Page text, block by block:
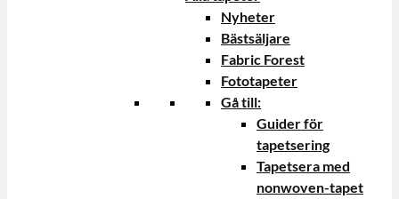
Nyheter
Bästsäljare
Fabric Forest
Fototapeter
Gå till:
Guider för
tapetsering
Tapetsera med
nonwoven-tapet